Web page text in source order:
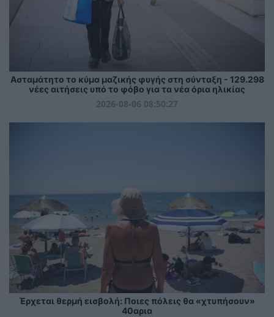
Ασταμάτητο το κύμα μαζικής φυγής στη σύνταξη - 129.298
νέες αιτήσεις υπό το φόβο για τα νέα όρια ηλικίας
2026-08-06 08:50:27
Έρχεται θερμή εισβολή: Ποιες πόλεις θα «χτυπήσουν»
40αρια